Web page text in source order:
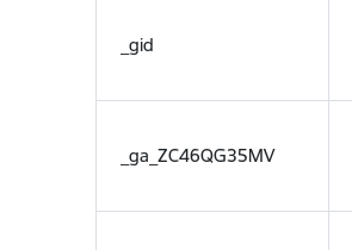
_gid
_ga_ZC46QG35MV